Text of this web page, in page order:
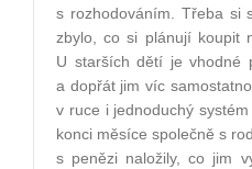
s rozhodováním. Třeba si
zbylo, co si plánují koupit
U starších dětí je vhodné
a dopřát jim víc
v ruce i jednoduchý
konci měsíce společně s
s penězi naložily, co jim